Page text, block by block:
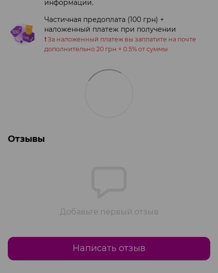
информации.
Частичная предоплата (100 грн) +
наложенный платеж при получении
❗️ За наложенный платеж вы заплатите на почте
дополнительно 20 грн + 0.5% от суммы
Отзывы
Добавьте первый отзыв
Написать отзыв